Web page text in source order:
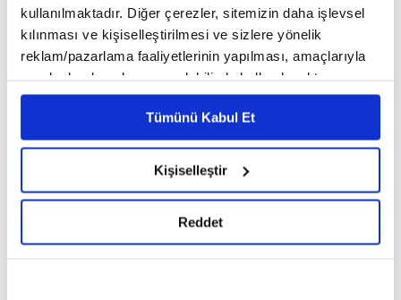
kullanılmaktadır. Diğer çerezler, sitemizin daha işlevsel
kılınması ve kişiselleştirilmesi ve sizlere yönelik
reklam/pazarlama faaliyetlerinin yapılması, amaçlarıyla
sınırlı olarak açık rızanız dahilinde kullanılacaktır.
Çerezlere ilişkin tercihlerinizi çerez paneli vasıtasıyla
belirleyebilirsiniz. Çerezlere ilişkin detaylı bilgi için
Ayarlar butonuna tıklayabilir,Çerez Bilgilendirme
Metnimizi ziyaret edebilirsiniz.
hazırlanmış olan İnternet Sitesi Aydınlatma Metnimizi
okumak ve sitemizi ziyaretiniz kapsamında
gerçekleştirilen veri işleme faaliyetleri ile ilgili daha
Tümünü Kabul Et
Kişiselleştir
Reddet
milyon liraya çıkarıldı.
Yönetmeliğin yayımı tarihi itibarıyla yenileme
yetki belgesine sahip ticari işletmelerden ödenmiş
sermaye tutarı 30 milyon liradan az olanlar, 1 Ocak
2024'e kadar ödenmiş sermaye tutarını 30 milyon
liraya tamamlayacak.